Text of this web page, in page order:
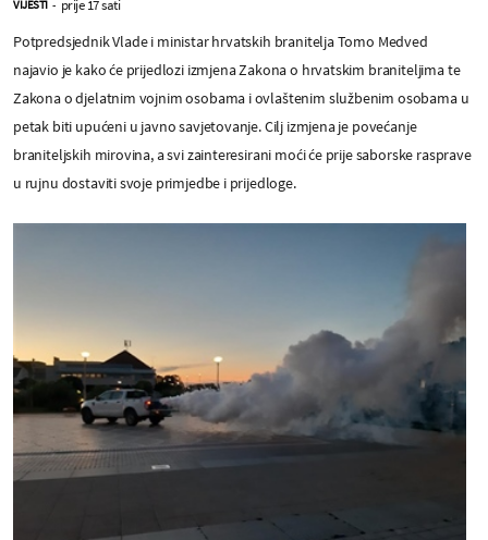
VIJESTI - prije 17 sati
Potpredsjednik Vlade i ministar hrvatskih branitelja Tomo Medved
najavio je kako će prijedlozi izmjena Zakona o hrvatskim braniteljima te
Zakona o djelatnim vojnim osobama i ovlaštenim službenim osobama u
petak biti upućeni u javno savjetovanje. Cilj izmjena je povećanje
braniteljskih mirovina, a svi zainteresirani moći će prije saborske rasprave
u rujnu dostaviti svoje primjedbe i prijedloge.